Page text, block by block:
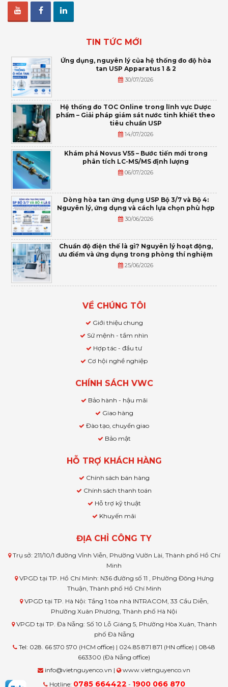
TIN TỨC MỚI
Ứng dụng, nguyên lý của hệ thống đo độ hòa
tan USP Apparatus 1 & 2
30/07/2026
Hệ thống đo TOC Online trong lĩnh vực Dược
phẩm – Giải pháp giám sát nước tinh khiết theo
tiêu chuẩn USP
14/07/2026
Khám phá Novus V55 – Bước tiến mới trong
phân tích LC-MS/MS định lượng
06/07/2026
Dòng hòa tan ứng dụng USP Bộ 3/7 và Bộ 4:
Nguyên lý, ứng dụng và cách lựa chọn phù hợp
30/06/2026
Chuẩn độ điện thế là gì? Nguyên lý hoạt động,
ưu điểm và ứng dụng trong phòng thí nghiệm
25/06/2026
VỀ CHÚNG TÔI
Giới thiệu chung
Sứ mệnh - tầm nhìn
Hợp tác - đầu tư
Cơ hội nghề nghiệp
CHÍNH SÁCH VWC
Bảo hành - hậu mãi
Giao hàng
Đào tạo, chuyển giao
Bảo mật
HỖ TRỢ KHÁCH HÀNG
Chính sách bán hàng
Chính sách thanh toán
Hỗ trợ kỹ thuật
Khuyến mãi
ĐỊA CHỈ CÔNG TY
Trụ sở: 211/10/1 đường Vĩnh Viễn, Phường Vườn Lài, Thành phố Hồ Chí
Minh
VPGD tại TP. Hồ Chí Minh: N36 đường số 11 , Phường Đông Hưng
Thuận, Thành phố Hồ Chí Minh
VPGD tại TP. Hà Nội: Tầng 1 tòa nhà INTRACOM, 33 Cầu Diễn,
Phường Xuân Phương, Thành phố Hà Nội
VPGD tại TP. Đà Nẵng: Số 10 Lỗ Giáng 5, Phường Hòa Xuân, Thành
phố Đà Nẵng
Tel: 028. 66 570 570 (HCM office) | 024.85 871 871 (HN office) | 0848
663300 (Đà Nẵng office)
info@vietnguyenco.vn |
www.vietnguyenco.vn
Hotline: 0785 664422 - 1900 066 870